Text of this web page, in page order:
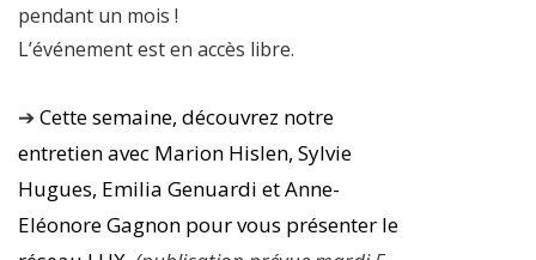
pendant un mois !
L’événement est en accès libre.
➔Cette semaine, découvrez notre
entretien avec Marion Hislen, Sylvie
Hugues, Emilia Genuardi et Anne-
Eléonore Gagnon pour vous présenter le